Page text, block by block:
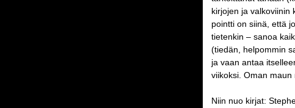
kirjojen ja valkoviinin
pointti on siinä, että
tietenkin – sanoa
(tiedän, helpommin
ja vaan antaa
viikoksi. Oman maun
Niin nuo kirjat: